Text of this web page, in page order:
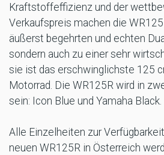
Kraftstoffeffizienz und der
Verkaufspreis machen die
äußerst begehrten und echten
sondern auch zu einer sehr
sie ist das erschwinglichste 125
Motorrad. Die WR125R wird in
sein: Icon Blue und Yamaha Black.
Alle Einzelheiten zur
neuen WR125R in Österreich